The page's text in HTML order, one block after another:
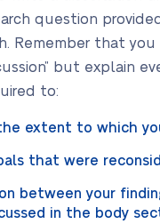
question
Remember that
but explain
to:
extent to which
that were
between your
in the body